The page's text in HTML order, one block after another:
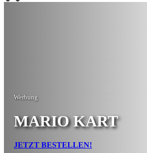
Werbung
MARIO KART
JETZT BESTELLEN!